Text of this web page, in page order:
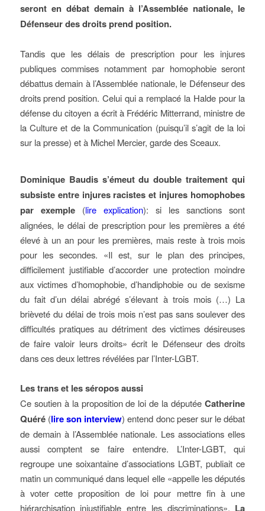
seront en débat demain à l’Assemblée nationale, le
Défenseur des droits prend position.
Tandis que les délais de prescription pour les injures
publiques commises notamment par homophobie seront
débattus demain à l’Assemblée nationale, le Défenseur des
droits prend position. Celui qui a remplacé la Halde pour la
défense du citoyen a écrit à Frédéric Mitterrand, ministre de
la Culture et de la Communication (puisqu’il s’agit de la loi
sur la presse) et à Michel Mercier, garde des Sceaux.
Dominique Baudis s’émeut du double traitement qui
subsiste entre injures racistes et injures homophobes
par exemple (lire explication): si les sanctions sont
alignées, le délai de prescription pour les premières a été
élevé à un an pour les premières, mais reste à trois mois
pour les secondes. «Il est, sur le plan des principes,
difficilement justifiable d’accorder une protection moindre
aux victimes d’homophobie, d’handiphobie ou de sexisme
du fait d’un délai abrégé s’élevant à trois mois (…) La
brièveté du délai de trois mois n’est pas sans soulever des
difficultés pratiques au détriment des victimes désireuses
de faire valoir leurs droits» écrit le Défenseur des droits
dans ces deux lettres révélées par l’Inter-LGBT.
Les trans et les séropos aussi
Ce soutien à la proposition de loi de la députéeCatherine
Quéré(lire son interview) entend donc peser sur le débat
de demain à l’Assemblée nationale. Les associations elles
aussi comptent se faire entendre. L’Inter-LGBT, qui
regroupe une soixantaine d’associations LGBT, publiait ce
matin un communiqué dans lequel elle «appelle les députés
à voter cette proposition de loi pour mettre fin à une
hiérarchisation injustifiable entre les discriminations». La